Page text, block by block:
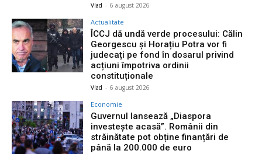
Vlad - 6 august 2026
Actualitate
ÎCCJ dă undă verde procesului: Călin
Georgescu și Horațiu Potra vor fi
judecați pe fond în dosarul privind
acțiuni împotriva ordinii
constituționale
Vlad - 6 august 2026
Economie
Guvernul lansează „Diaspora
investește acasă”. Românii din
străinătate pot obține finanțări de
până la 200.000 de euro